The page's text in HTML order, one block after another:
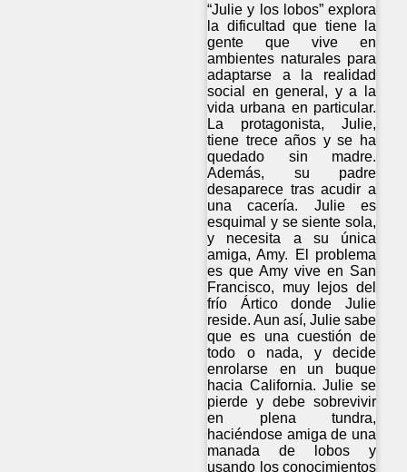
“Julie y los lobos” explora
la dificultad que tiene la
gente que vive en
ambientes naturales para
adaptarse a la realidad
social en general, y a la
vida urbana en particular.
La protagonista, Julie,
tiene trece años y se ha
quedado sin madre.
Además, su padre
desaparece tras acudir a
una cacería. Julie es
esquimal y se siente sola,
y necesita a su única
amiga, Amy. El problema
es que Amy vive en San
Francisco, muy lejos del
frío Ártico donde Julie
reside. Aun así, Julie sabe
que es una cuestión de
todo o nada, y decide
enrolarse en un buque
hacia California. Julie se
pierde y debe sobrevivir
en plena tundra,
haciéndose amiga de una
manada de lobos y
usando los conocimientos